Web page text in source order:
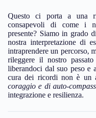
Questo ci porta a una
consapevoli di come i
presente? Siamo in grado
nostra interpretazione di
intraprendere un percorso,
rileggere il nostro
liberandoci dal suo peso e
cura dei ricordi non è un
coraggio e di auto-
integrazione e resilienza.